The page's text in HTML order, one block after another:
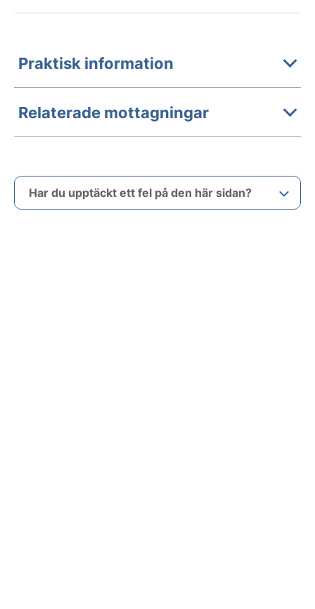
Praktisk information
Relaterade mottagningar
Har du upptäckt ett fel på den här sidan?